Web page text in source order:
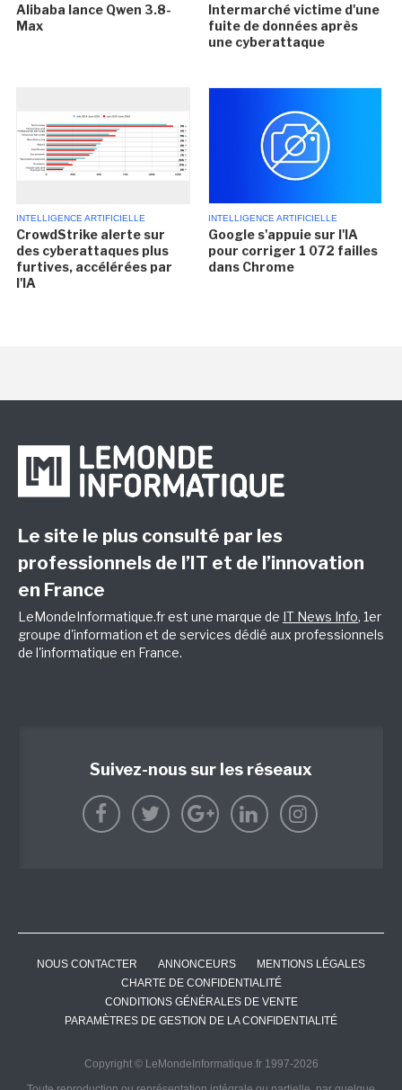
Alibaba lance Qwen 3.8-
Max
Intermarché victime d'une
fuite de données après
une cyberattaque
INTELLIGENCE ARTIFICIELLE
CrowdStrike alerte sur
des cyberattaques plus
furtives, accélérées par
l'IA
INTELLIGENCE ARTIFICIELLE
Google s'appuie sur l'IA
pour corriger 1 072 failles
dans Chrome
Le site le plus consulté par les
professionnels de l’IT et de l’innovation
en France
LeMondeInformatique.fr est une marque de IT News Info, 1er
groupe d'information et de services dédié aux professionnels
de l'informatique en France.
Suivez-nous sur les réseaux
NOUS CONTACTER ANNONCEURS
MENTIONS LÉGALES
CHARTE DE CONFIDENTIALITÉ
CONDITIONS GÉNÉRALES DE VENTE
PARAMÈTRES DE GESTION DE LA CONFIDENTIALITÉ
Copyright © LeMondeInformatique.fr 1997-2026